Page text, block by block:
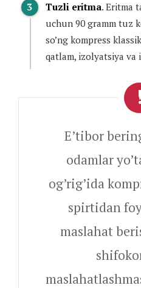
Tuzli eritma. Eritma
uchun 90 gramm tuz
so’ng kompress
qatlam, izolyatsiya va
E’tibor
odamlar
og’rig’ida
spirtidan
maslahat